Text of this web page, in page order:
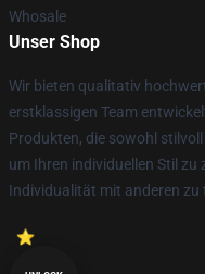
Whosale
Unser Shop
Wir bieten qualitativ
erstklassigen Team
Produkten, die sowohl
um Ihren individuellen Stil zu
Individualität mit anderen zu